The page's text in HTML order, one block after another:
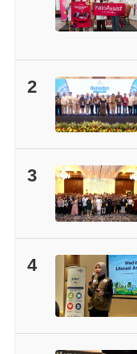
2
3
4